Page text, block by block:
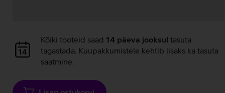
Andmete
laadimine
Kõiki tooteid saad 14 päeva jooksul tasuta
tagastada. Kuupakkumistele kehtib lisaks ka tasuta
saatmine.